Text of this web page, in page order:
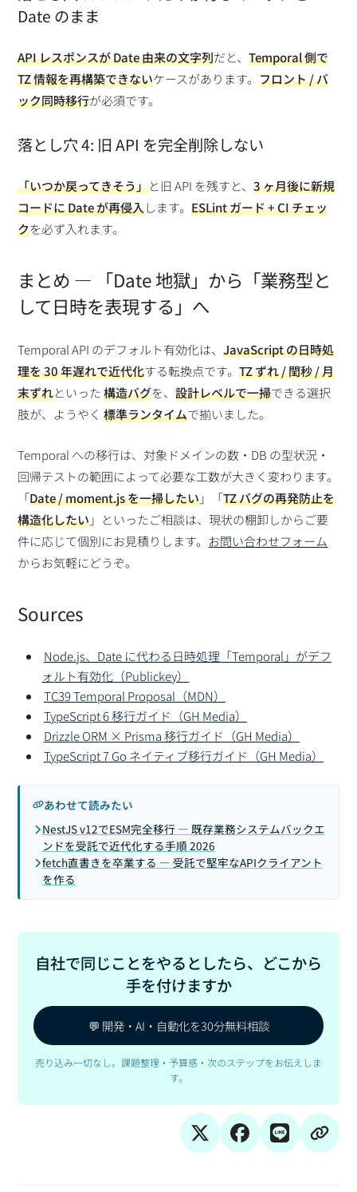
Date のまま
API レスポンスが Date 由来の文字列だと、Temporal 側で
TZ 情報を再構築できないケースがあります。フロント / バ
ック同時移行が必須です。
落とし穴 4: 旧 API を完全削除しない
「いつか戻ってきそう」と旧 API を残すと、3 ヶ月後に新規
コードに Date が再侵入します。ESLint ガード + CI チェッ
クを必ず入れます。
まとめ — 「Date 地獄」から「業務型と
して日時を表現する」へ
Temporal API のデフォルト有効化は、JavaScript の日時処
理を 30 年遅れで近代化する転換点です。TZ ずれ / 閏秒 / 月
末ずれといった構造バグを、設計レベルで一掃できる選択
肢が、ようやく標準ランタイムで揃いました。
Temporal への移行は、対象ドメインの数・DB の型状況・
回帰テストの範囲によって必要な工数が大きく変わります。
「Date / moment.js を一掃したい」「TZ バグの再発防止を
構造化したい」といったご相談は、現状の棚卸しからご要
件に応じて個別にお見積りします。 お問い合わせフォーム
からお気軽にどうぞ。
Sources
Node.js、Date に代わる日時処理「Temporal」がデフ
ォルト有効化（Publickey）
TC39 Temporal Proposal（MDN）
TypeScript 6 移行ガイド（GH Media）
Drizzle ORM × Prisma 移行ガイド（GH Media）
TypeScript 7 Go ネイティブ移行ガイド（GH Media）
あわせて読みたい
NestJS v12でESM完全移行 — 既存業務システムバックエ
ンドを受託で近代化する手順 2026
fetch直書きを卒業する — 受託で堅牢なAPIクライアント
を作る
自社で同じことをやるとしたら、どこから
手を付けますか
💬 開発・AI・自動化を30分無料相談
売り込み一切なし。課題整理・予算感・次のステップをお伝えしま
す。